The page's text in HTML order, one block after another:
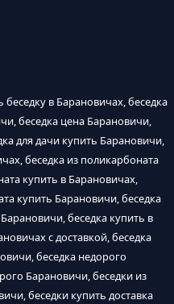
беседку в Барановичах, беседка
беседка цена Барановичи,
для дачи купить Барановичи,
беседка из поликарбоната
купить в Барановичах,
купить Барановичи, беседка
беседка купить в
с доставкой, беседка
беседка недорого
Барановичи, беседки из
беседки купить доставка